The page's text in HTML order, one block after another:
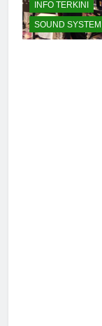
INFO TERKINI
SOUND SYSTEM